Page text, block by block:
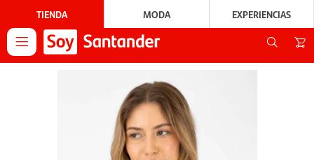
TIENDA MODA EXPERIENCIAS
